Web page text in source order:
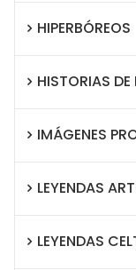
HIPERBÓREOS
HISTORIAS
IMÁGENES
LEYENDAS
LEYENDAS